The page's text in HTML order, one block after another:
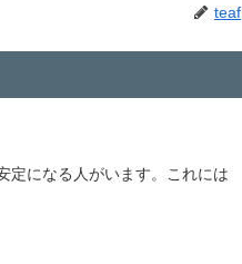
teaf
定になる人がいます。これには